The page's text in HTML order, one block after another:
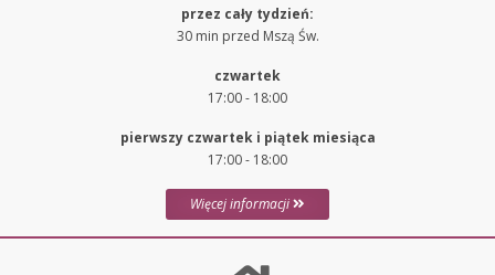
przez cały tydzień:
30 min przed Mszą Św.
czwartek
17:00 - 18:00
pierwszy czwartek i piątek miesiąca
17:00 - 18:00
Więcej informacji